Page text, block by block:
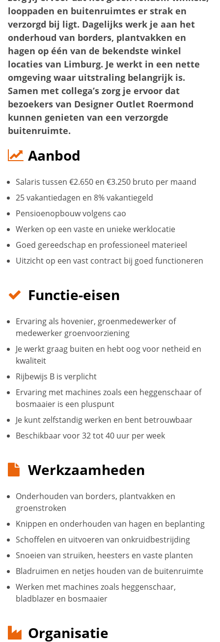
looppaden en buitenruimtes er strak en
verzorgd bij ligt. Dagelijks werk je aan het
onderhoud van borders, plantvakken en
hagen op één van de bekendste winkel
locaties van Limburg. Je werkt in een nette
omgeving waar uitstraling belangrijk is.
Samen met collega’s zorg je ervoor dat
bezoekers van Designer Outlet Roermond
kunnen genieten van een verzorgde
buitenruimte.
Aanbod
Salaris tussen €2.650 en €3.250 bruto per maand
25 vakantiedagen en 8% vakantiegeld
Pensioenopbouw volgens cao
Werken op een vaste en unieke werklocatie
Goed gereedschap en professioneel materieel
Uitzicht op een vast contract bij goed functioneren
Functie-eisen
Ervaring als hovenier, groenmedewerker of
medewerker groenvoorziening
Je werkt graag buiten en hebt oog voor netheid en
kwaliteit
Rijbewijs B is verplicht
Ervaring met machines zoals een heggenschaar of
bosmaaier is een pluspunt
Je kunt zelfstandig werken en bent betrouwbaar
Beschikbaar voor 32 tot 40 uur per week
Werkzaamheden
Onderhouden van borders, plantvakken en
groenstroken
Knippen en onderhouden van hagen en beplanting
Schoffelen en uitvoeren van onkruidbestrijding
Snoeien van struiken, heesters en vaste planten
Bladruimen en netjes houden van de buitenruimte
Werken met machines zoals heggenschaar,
bladblazer en bosmaaier
Organisatie